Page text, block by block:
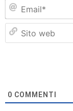
0 COMMENTI